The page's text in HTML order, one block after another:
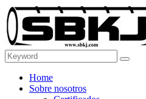
Home
Sobre nosotros